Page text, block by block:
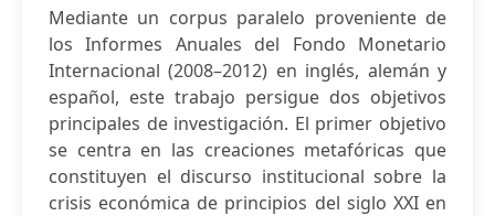
Mediante un corpus paralelo proveniente de
los Informes Anuales del Fondo Monetario
Internacional (2008–2012) en inglés, alemán y
español, este trabajo persigue dos objetivos
principales de investigación. El primer objetivo
se centra en las creaciones metafóricas que
constituyen el discurso institucional sobre la
crisis económica de principios del siglo XXI en